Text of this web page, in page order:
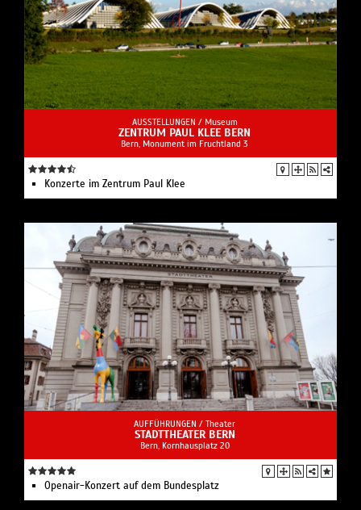
AUSSTELLUNGEN / Museum
ZENTRUM PAUL KLEE BERN
Bern, Monument im Fruchtland 3
Konzerte im Zentrum Paul Klee
AUFFÜHRUNGEN / Theater
STADTTHEATER BERN
Bern, Kornhausplatz 20
Openair-Konzert auf dem Bundesplatz